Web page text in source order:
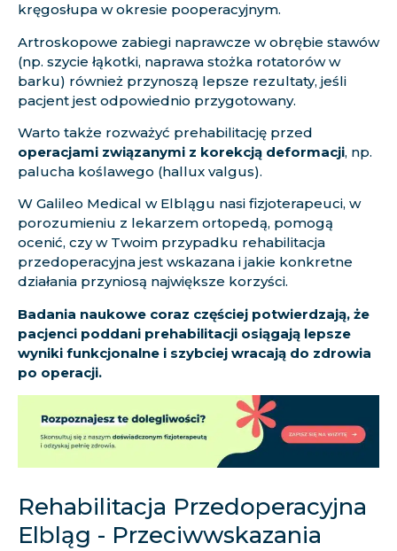
kręgosłupa w okresie pooperacyjnym.
Artroskopowe zabiegi naprawcze w obrębie stawów
(np. szycie łąkotki, naprawa stożka rotatorów w
barku) również przynoszą lepsze rezultaty, jeśli
pacjent jest odpowiednio przygotowany.
Warto także rozważyć prehabilitację przed
operacjami związanymi z korekcją deformacji, np.
palucha koślawego (hallux valgus).
W Galileo Medical w Elblągu nasi fizjoterapeuci, w
porozumieniu z lekarzem ortopedą, pomogą
ocenić, czy w Twoim przypadku rehabilitacja
przedoperacyjna jest wskazana i jakie konkretne
działania przyniosą największe korzyści.
Badania naukowe coraz częściej potwierdzają, że
pacjenci poddani prehabilitacji osiągają lepsze
wyniki funkcjonalne i szybciej wracają do zdrowia
po operacji.
Rehabilitacja Przedoperacyjna
Elbląg - Przeciwwskazania